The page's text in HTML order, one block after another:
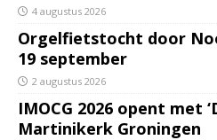
4 augustus 2026
Orgelfietstocht door
19 september
2 augustus 2026
IMOCG 2026 opent met
Martinikerk Groningen